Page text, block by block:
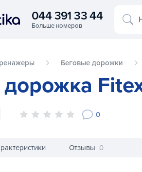
Interatletika logo
044 391 33 44
Беговые дорожки
дорожка
0
Отзывы 0